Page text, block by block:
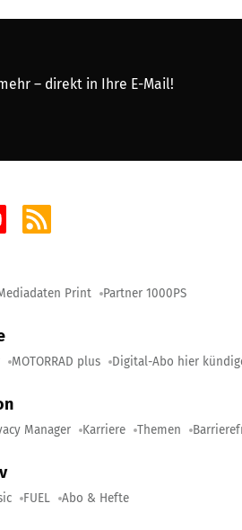
– direkt in Ihre E-Mail!
Print Partner 1000PS
MOTORRAD plus Digital-Abo hier
Manager Karriere Themen
FUEL Abo & Hefte